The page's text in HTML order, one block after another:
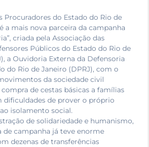
Procuradores do Estado do Rio de
a mais nova parceira da campanha
criada pela Associação das
Públicos do Estado do Rio de
a Ouvidoria Externa da Defensoria
do Rio de Janeiro (DPRJ), com o
da sociedade civil
de cestas básicas a famílias
dificuldades de prover o próprio
isolamento social.
de solidariedade e humanismo,
campanha já teve enorme
dezenas de transferências